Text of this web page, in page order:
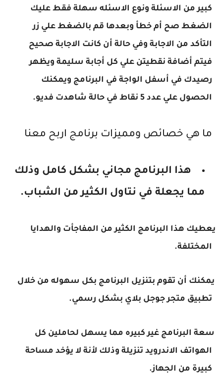
كبير من الاسئلة ونوع الاسئله سهلة فقط عليك
الضغط صح أم خطأ وبعدها قم بالضغط علي زر
التأكد من الاجابة وفي حالة أن كانت الاجابة صحيح
فيتم أضافة نقطيتن علي كل أجابة سليمة ويظهر
رصيدك في أسفل الواجة في البرنامج ويمكنك
الحصول علي عدد 5 نقاط في حالة شاهدت فديو.
ما هي خصائص ومميزات برنامج اربح معنا
هذا البرنامج مجاني بشكل كامل وذلك
مما يجعلة في نتاول الكثير من الشباب.
يعطيك هذا البرنامج الكثير من المفاجأت والهدايا
المختلفة.
يمكنك أن تقوم بتنزيل البرنامج بكل سهوله من خلال
تطبيق متجر جوجل بلاي بشكل رسمي.
سعة البرنامج غير كبيره مما يسهل لحاملين كل
الهواتف الاندرويد تنزيلة وذلك لأنة لا يؤخد مساحة
كبيرة من الجهاز.